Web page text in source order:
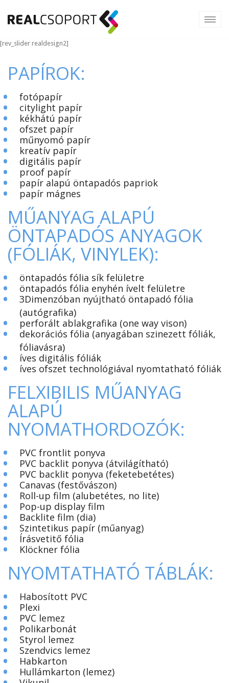
[rev_slider realdesign2]
PAPÍROK:
•
fotópapír
• citylight papír
• kékhátú papír
• ofszet papír
• műnyomó papír
• kreatív papír
• digitális papír
• proof papír
• papír alapú öntapadós papriok
• papír mágnes
MŰANYAG ALAPÚ
ÖNTAPADÓS ANYAGOK
(FÓLIÁK, VINYLEK):
•
öntapadós fólia sík felületre
• öntapadós fólia enyhén ívelt felületre
•
3Dimenzóban nyújtható öntapadó fólia
(autógrafika)
• perforált ablakgrafika (one way vison)
•
dekorációs fólia (anyagában szinezett fóliák,
fóliavásra)
• íves digitális fóliák
• íves ofszet technológiával nyomtatható fóliák
FELXIBILIS MŰANYAG
ALAPÚ
NYOMATHORDOZÓK:
•
PVC frontlit ponyva
• PVC backlit ponyva (átvilágítható)
• PVC backlit ponyva (feketebetétes)
• Canavas (festővászon)
• Roll-up film (alubetétes, no lite)
• Pop-up display film
• Backlite film (dia)
• Szintetikus papír (műanyag)
• Írásvetitő fólia
• Klöckner fólia
NYOMTATHATÓ TÁBLÁK:
•
Habosított PVC
• Plexi
• PVC lemez
• Polikarbonát
• Styrol lemez
• Szendvics lemez
• Habkarton
• Hullámkarton (lemez)